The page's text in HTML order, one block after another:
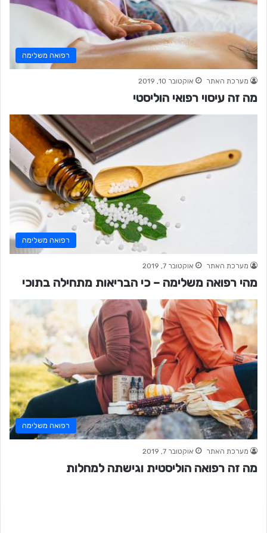
רפואה משלימה
מערכת האתר אוקטובר 10, 2019
מה זה עיסוי רפואי הוליסטי
רפואה משלימה
מערכת האתר אוקטובר 7, 2019
מהי רפואה משלימה – כי הבריאות מתחילה בתוכי
רפואה משלימה
מערכת האתר אוקטובר 7, 2019
מה זה רפואה הוליסטית וגישתה למחלות